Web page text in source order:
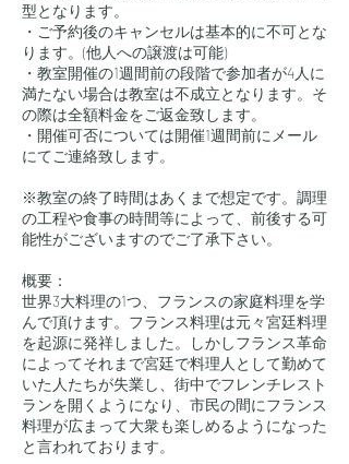
型となります。
・ご予約後のキャンセルは基本的に不可とな
ります。(他人への譲渡は可能)
・教室開催の1週間前の段階で参加者が4人に
満たない場合は教室は不成立となります。そ
の際は全額料金をご返金致します。
・開催可否については開催1週間前にメール
にてご連絡致します。
※教室の終了時間はあくまで想定です。調理
の工程や食事の時間等によって、前後する可
能性がございますのでご了承下さい。
概要：
世界3大料理の1つ、フランスの家庭料理を学
んで頂けます。フランス料理は元々宮廷料理
を起源に発祥しました。しかしフランス革命
によってそれまで宮廷で料理人として勤めて
いた人たちが失業し、街中でフレンチレスト
ランを開くようになり、市民の間にフランス
料理が広まって大衆も楽しめるようになった
と言われております。